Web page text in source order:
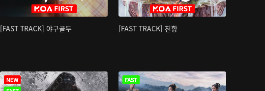
[FAST TRACK] 야구골두 [FAST TRACK] 천향